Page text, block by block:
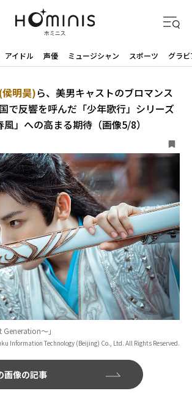
アイドル 声優 ミュージシャン スポーツ グラビ
明昊)ら、美男キャストのブロマンス
で反響を呼んだ「少年歌行」シリーズ
」への高まる期待（画像5/8）
Generation～」
Information Technology (Beijing) Co., Ltd. All Rights Reserved.
画像の記事